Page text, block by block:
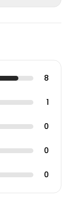
8
1
0
0
0